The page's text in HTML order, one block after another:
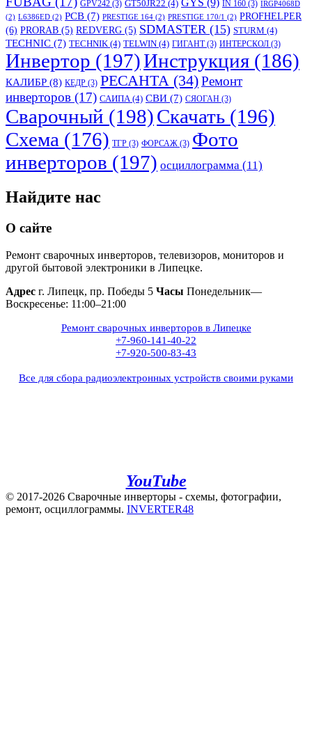
GPV242 (3) GT50JR22 (4) GYS (9) IN 160 (3) IRGP4068D
(2) L6386ED (2) PCB (7) PRESTIGE 164 (2) PRESTIGE 170/1 (2) PROFHELPER
(6) PRORAB (5) REDVERG (5) SDMASTER (15) STURM (4)
TECHNIC (7) TECHNIK (4) TELWIN (4) ГИГАНТ(3) ИНТЕРСКОЛ (3)
Инвертор (197)Инструкция (186)
КАЛИБР (8) КЕДР (3) РЕСАНТА (34)Ремонт
инверторов (17) САИПА(4) СВИ (7) СЯОГАН (3)
Сварочный (198)Скачать (196)
Схема (176) ТГР (3) ФОРСАЖ (3) Фото
инверторов (197) осциллограмма (11)
Найдите нас
О сайте
Ремонт сварочных инверторов, телевизоров, мониторов и
другой бытовой электроники в Липецке.
Адрес г. Липецк, пр. Победы 5 Часы Понедельник—
Воскресенье: 11:00–21:00
Ремонт сварочных инверторов в Липецке
+7-960-141-40-22
+7-920-500-83-43
Все для сбора радиоэлектронных устройств своими руками
YouTube
© 2017-2026 Сварочные инверторы - схемы, фотографии,
ремонт, осциллограммы. INVERTER48